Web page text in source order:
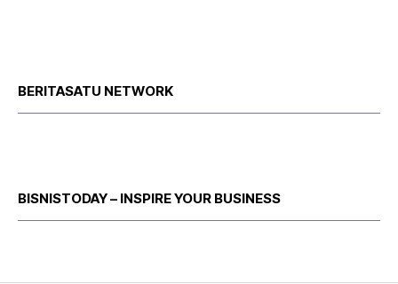
BERITASATU NETWORK
BISNISTODAY – INSPIRE YOUR BUSINESS